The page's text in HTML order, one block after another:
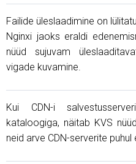
Failide üleslaadimine on
Nginxi jaoks eraldi
nüüd sujuvam
vigade kuvamine.
Kui CDN-i
kataloogiga, näitab KVS
neid arve CDN-serverite puhul